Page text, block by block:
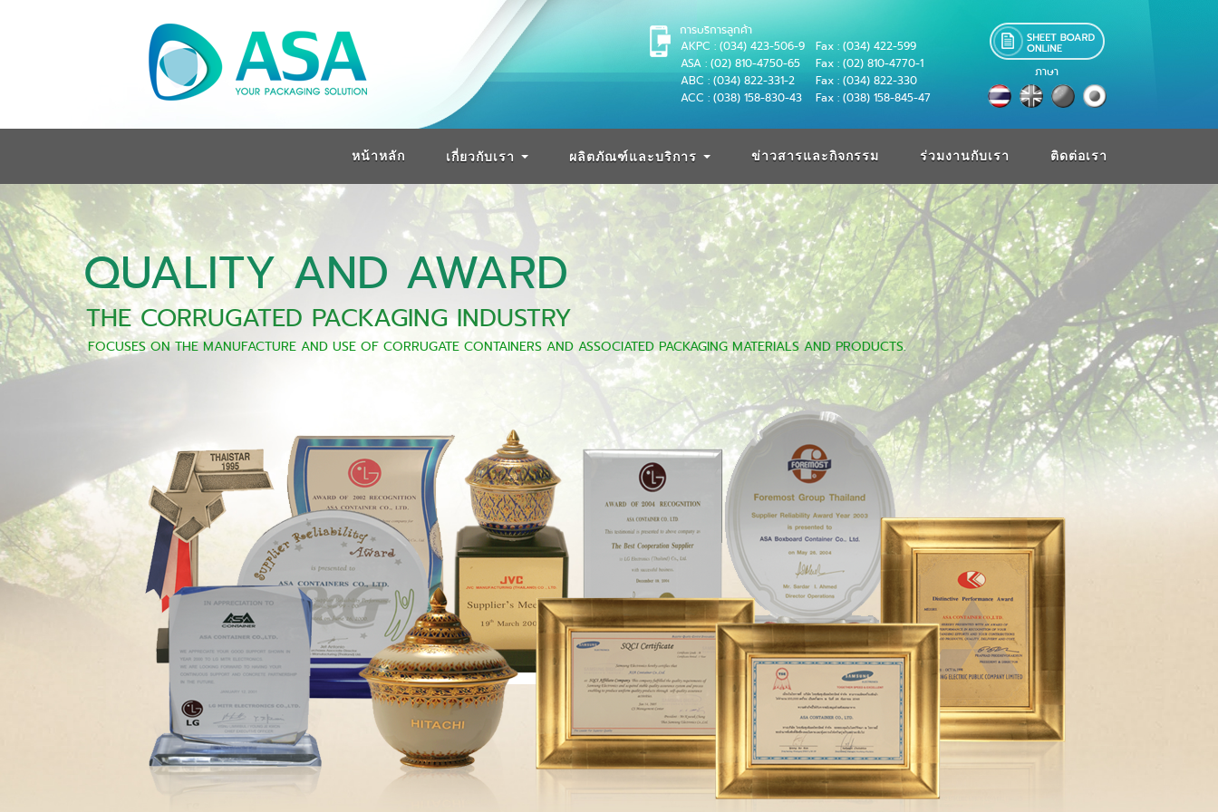
การบริการลูกค้า
AKPC : (034) 423-506-9
Fax : (034) 422-599
ASA : (02) 810-4750-65
Fax : (02) 810-4770-1
ABC : (034) 822-331-2
Fax : (034) 822-330
ACC : (038) 158-830-43
Fax : (038) 158-845-47
ภาษา
หน้าหลัก เกี่ยวกับเรา ผลิตภัณฑ์และบริการ ข่าวสารและกิจกรรม ร่วมงานกับเรา ติดต่อเรา
QUALITY AND AWARD
THE CORRUGATED PACKAGING INDUSTRY
FOCUSES ON THE MANUFACTURE AND USE OF CORRUGATE CONTAINERS AND ASSOCIATED PACKAGING MATERIALS AND PRODUCTS.